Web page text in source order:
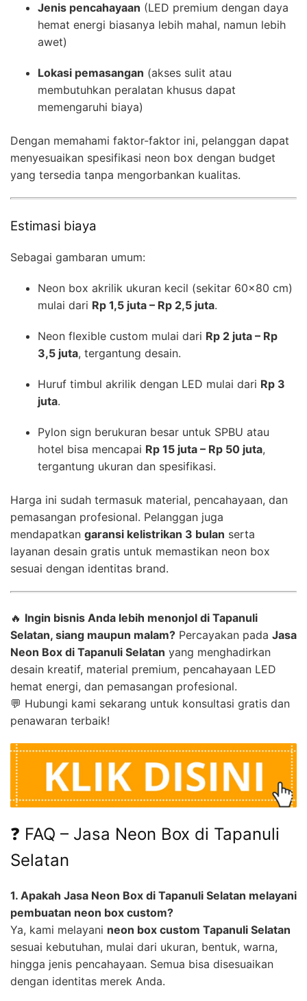
Jenis pencahayaan (LED premium dengan daya
hemat energi biasanya lebih mahal, namun lebih
awet)
Lokasi pemasangan (akses sulit atau
membutuhkan peralatan khusus dapat
memengaruhi biaya)
Dengan memahami faktor-faktor ini, pelanggan dapat
menyesuaikan spesifikasi neon box dengan budget
yang tersedia tanpa mengorbankan kualitas.
Estimasi biaya
Sebagai gambaran umum:
Neon box akrilik ukuran kecil (sekitar 60×80 cm)
mulai dari Rp 1,5 juta – Rp 2,5 juta.
Neon flexible custom mulai dari Rp 2 juta – Rp
3,5 juta, tergantung desain.
Huruf timbul akrilik dengan LED mulai dari Rp 3
juta.
Pylon sign berukuran besar untuk SPBU atau
hotel bisa mencapai Rp 15 juta – Rp 50 juta,
tergantung ukuran dan spesifikasi.
Harga ini sudah termasuk material, pencahayaan, dan
pemasangan profesional. Pelanggan juga
mendapatkan garansi kelistrikan 3 bulan serta
layanan desain gratis untuk memastikan neon box
sesuai dengan identitas brand.
🔥 Ingin bisnis Anda lebih menonjol di Tapanuli
Selatan, siang maupun malam? Percayakan pada Jasa
Neon Box di Tapanuli Selatan yang menghadirkan
desain kreatif, material premium, pencahayaan LED
hemat energi, dan pemasangan profesional.
💬 Hubungi kami sekarang untuk konsultasi gratis dan
penawaran terbaik!
❓ FAQ – Jasa Neon Box di Tapanuli
Selatan
1. Apakah Jasa Neon Box di Tapanuli Selatan melayani
pembuatan neon box custom?
Ya, kami melayani neon box custom Tapanuli Selatan
sesuai kebutuhan, mulai dari ukuran, bentuk, warna,
hingga jenis pencahayaan. Semua bisa disesuaikan
dengan identitas merek Anda.